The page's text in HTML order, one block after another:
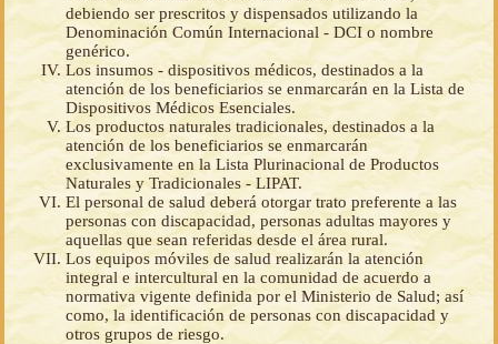
debiendo ser prescritos y dispensados utilizando la
Denominación Común Internacional - DCI o nombre
genérico.
Los insumos - dispositivos médicos, destinados a la
atención de los beneficiarios se enmarcarán en la Lista de
Dispositivos Médicos Esenciales.
Los productos naturales tradicionales, destinados a la
atención de los beneficiarios se enmarcarán
exclusivamente en la Lista Plurinacional de Productos
Naturales y Tradicionales - LIPAT.
El personal de salud deberá otorgar trato preferente a las
personas con discapacidad, personas adultas mayores y
aquellas que sean referidas desde el área rural.
Los equipos móviles de salud realizarán la atención
integral e intercultural en la comunidad de acuerdo a
normativa vigente definida por el Ministerio de Salud; así
como, la identificación de personas con discapacidad y
otros grupos de riesgo.